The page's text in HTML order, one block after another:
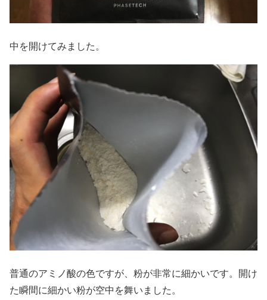
中を開けてみました。
普通のアミノ酸の色ですが、粉が非常に細かいです。開け
た瞬間に細かい粉が空中を舞いました。